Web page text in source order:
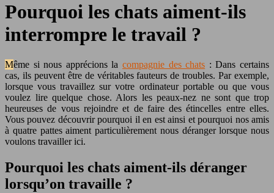
Pourquoi les chats aiment-ils
interrompre le travail ?
Même si nous apprécions la compagnie des chats : Dans certains
cas, ils peuvent être de véritables fauteurs de troubles. Par exemple,
lorsque vous travaillez sur votre ordinateur portable ou que vous
voulez lire quelque chose. Alors les peaux-nez ne sont que trop
heureuses de vous rejoindre et de faire des étincelles entre elles.
Vous pouvez découvrir pourquoi il en est ainsi et pourquoi nos amis
à quatre pattes aiment particulièrement nous déranger lorsque nous
voulons travailler ici.
Pourquoi les chats aiment-ils déranger
lorsqu’on travaille ?